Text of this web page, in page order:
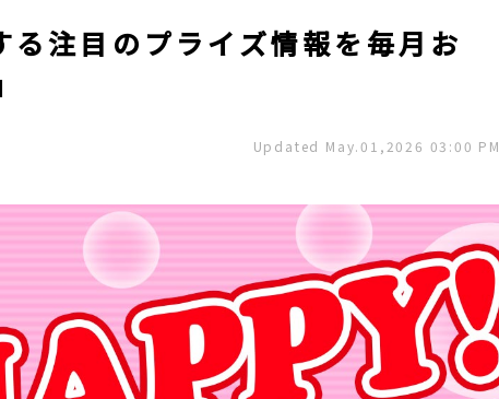
注目のプライズ情報を毎月お
Updated May.01,2026 03:00 PM